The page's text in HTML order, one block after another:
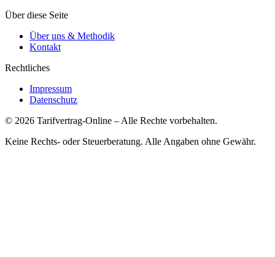
Über diese Seite
Über uns & Methodik
Kontakt
Rechtliches
Impressum
Datenschutz
© 2026 Tarifvertrag-Online – Alle Rechte vorbehalten.
Keine Rechts- oder Steuerberatung. Alle Angaben ohne Gewähr.